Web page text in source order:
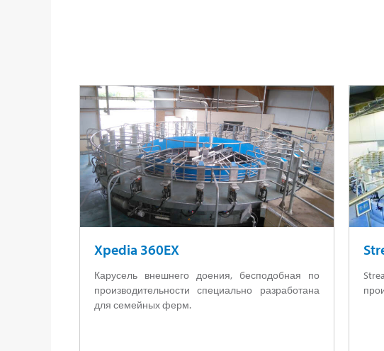
Xpedia 360EX
Карусель внешнего доения, бесподобная по
производительности специально разработана
для семейных ферм.